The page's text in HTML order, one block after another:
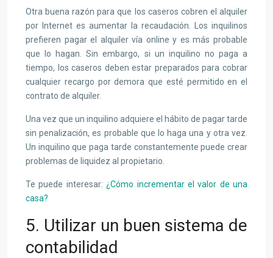
Otra buena razón para que los caseros cobren el alquiler
por Internet es aumentar la recaudación. Los inquilinos
prefieren pagar el alquiler vía online y es más probable
que lo hagan. Sin embargo, si un inquilino no paga a
tiempo, los caseros deben estar preparados para cobrar
cualquier recargo por demora que esté permitido en el
contrato de alquiler.
Una vez que un inquilino adquiere el hábito de pagar tarde
sin penalización, es probable que lo haga una y otra vez.
Un inquilino que paga tarde constantemente puede crear
problemas de liquidez al propietario.
Te puede interesar: ¿Cómo incrementar el valor de una
casa?
5. Utilizar un buen sistema de
contabilidad